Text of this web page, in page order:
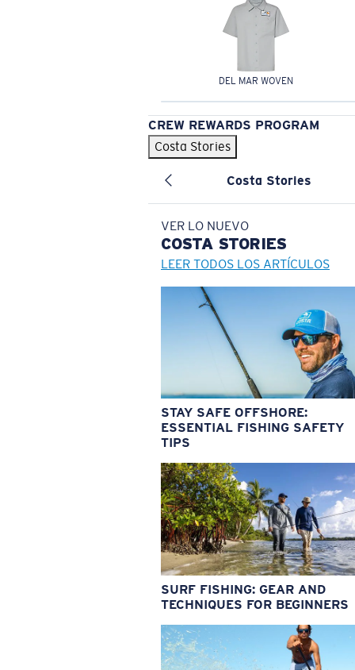
DEL MAR WOVEN
CREW REWARDS PROGRAM
Costa Stories
Costa Stories
VER LO NUEVO
COSTA STORIES
LEER TODOS LOS ARTÍCULOS
STAY SAFE OFFSHORE:
ESSENTIAL FISHING SAFETY
TIPS
SURF FISHING: GEAR AND
TECHNIQUES FOR BEGINNERS